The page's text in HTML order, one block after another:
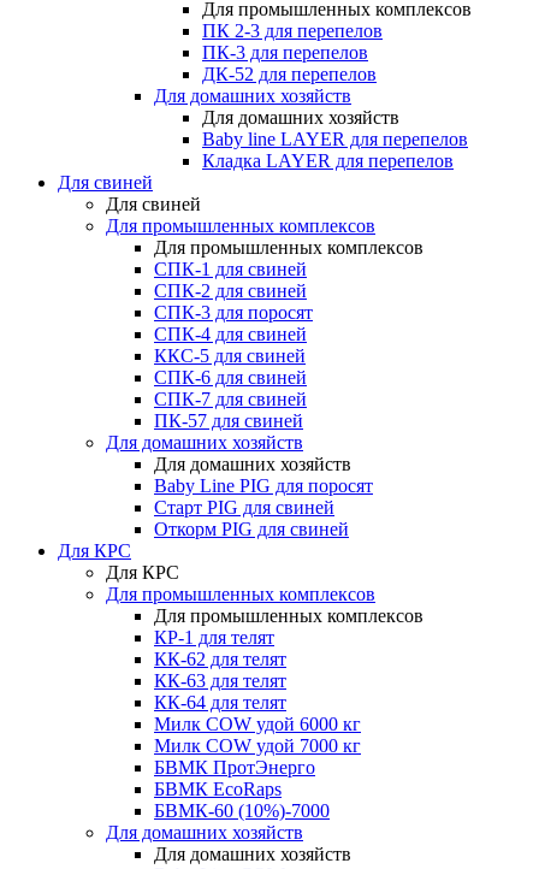
Для промышленных комплексов
ПК 2-3 для перепелов
ПК-3 для перепелов
ДК-52 для перепелов
Для домашних хозяйств
Для домашних хозяйств
Baby line LAYER для перепелов
Кладка LAYER для перепелов
Для свиней
Для свиней
Для промышленных комплексов
Для промышленных комплексов
СПК-1 для свиней
СПК-2 для свиней
СПК-3 для поросят
СПК-4 для свиней
ККС-5 для свиней
СПК-6 для свиней
СПК-7 для свиней
ПК-57 для свиней
Для домашних хозяйств
Для домашних хозяйств
Baby Line PIG для поросят
Старт PIG для свиней
Откорм PIG для свиней
Для КРС
Для КРС
Для промышленных комплексов
Для промышленных комплексов
КР-1 для телят
КК-62 для телят
КК-63 для телят
КК-64 для телят
Милк COW удой 6000 кг
Милк COW удой 7000 кг
БВМК ПротЭнерго
БВМК EcoRaps
БВМК-60 (10%)-7000
Для домашних хозяйств
Для домашних хозяйств